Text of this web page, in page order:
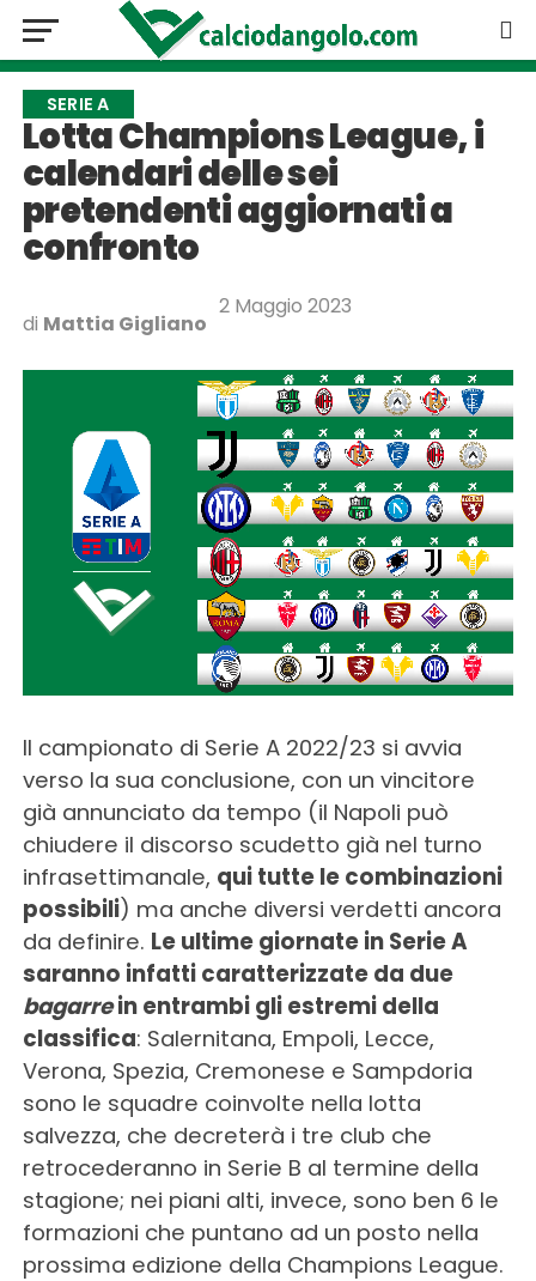
SERIE A
Lotta Champions League, i
calendari delle sei
pretendenti aggiornati a
confronto
di Mattia Gigliano
2 Maggio 2023
Il campionato di Serie A 2022/23 si avvia
verso la sua conclusione, con un vincitore
già annunciato da tempo (il Napoli può
chiudere il discorso scudetto già nel turno
infrasettimanale, qui tutte le combinazioni
possibili) ma anche diversi verdetti ancora
da definire. Le ultime giornate in Serie A
saranno infatti caratterizzate da due
bagarrein entrambi gli estremi della
classifica: Salernitana, Empoli, Lecce,
Verona, Spezia, Cremonese e Sampdoria
sono le squadre coinvolte nella lotta
salvezza, che decreterà i tre club che
retrocederanno in Serie B al termine della
stagione; nei piani alti, invece, sono ben 6 le
formazioni che puntano ad un posto nella
prossima edizione della Champions League.